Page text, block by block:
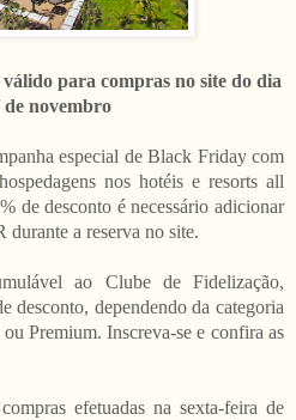
para compras no site do dia
de novembro
especial de Black Friday com
nos hotéis e resorts all
de desconto é necessário adicionar
a reserva no site.
ao Clube de Fidelização,
desconto, dependendo da categoria
Premium. Inscreva-se e confira as
efetuadas na sexta-feira de